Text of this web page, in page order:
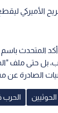
الأميركي
المتحدث
بل حتى ملف
الصادرة عن
الحوثيين الحرب